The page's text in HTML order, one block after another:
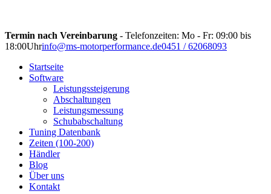
Termin nach Vereinbarung - Telefonzeiten: Mo - Fr: 09:00 bis
18:00Uhrinfo@ms-motorperformance.de0451 / 62068093
Startseite
Software
Leistungssteigerung
Abschaltungen
Leistungsmessung
Schubabschaltung
Tuning Datenbank
Zeiten (100-200)
Händler
Blog
Über uns
Kontakt